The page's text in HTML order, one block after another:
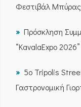
Φεστιβάλ
Πρόσκληση
“KavalaExpo 2026”
5ο Tripolis
Γαστρονομική